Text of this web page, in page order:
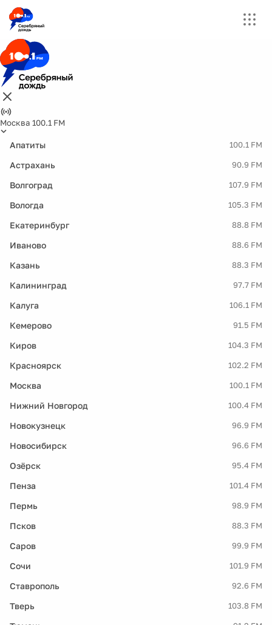
Москва 100.1 FM
Апатиты 100.1 FM
Астрахань 90.9 FM
Волгоград 107.9 FM
Вологда 105.3 FM
Екатеринбург 88.8 FM
Иваново 88.6 FM
Казань 88.3 FM
Калининград 97.7 FM
Калуга 106.1 FM
Кемерово 91.5 FM
Киров 104.3 FM
Красноярск 102.2 FM
Москва 100.1 FM
Нижний Новгород 100.4 FM
Новокузнецк 96.9 FM
Новосибирск 96.6 FM
Озёрск 95.4 FM
Пенза 101.4 FM
Пермь 98.9 FM
Псков 88.3 FM
Саров 99.9 FM
Сочи 101.9 FM
Ставрополь 92.6 FM
Тверь 103.8 FM